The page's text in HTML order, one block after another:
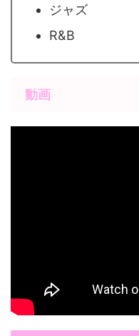
ジャズ
R&B
動画